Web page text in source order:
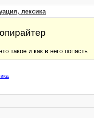
лексика
такое и как в него попасть